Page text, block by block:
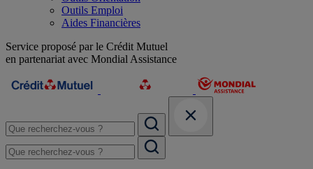
Outils Emploi
Aides Financières
Service proposé par le Crédit Mutuel
en partenariat avec Mondial Assistance